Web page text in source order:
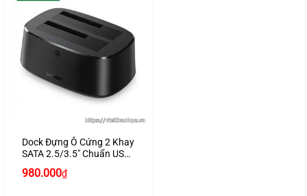
Dock Đựng Ô Cứng 2 Khay
SATA 2.5/3.5″ Chuẩn USB
Giá
980.000₫Giá
hiện